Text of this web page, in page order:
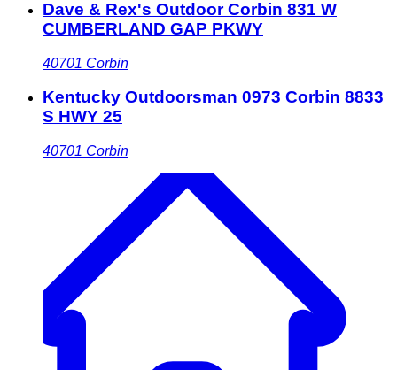
Dave & Rex's Outdoor Corbin 831 W
CUMBERLAND GAP PKWY
40701 Corbin
Kentucky Outdoorsman 0973 Corbin 8833
S HWY 25
40701 Corbin